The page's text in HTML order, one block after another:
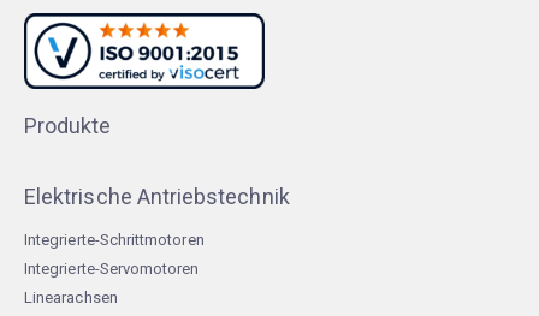
Produkte
Elektrische Antriebstechnik
Integrierte-Schrittmotoren
Integrierte-Servomotoren
Linearachsen